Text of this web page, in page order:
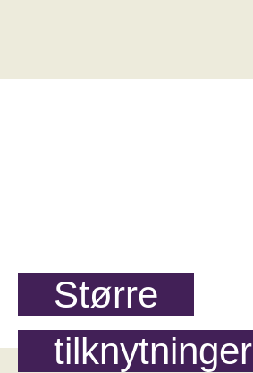
Større
tilknytninger